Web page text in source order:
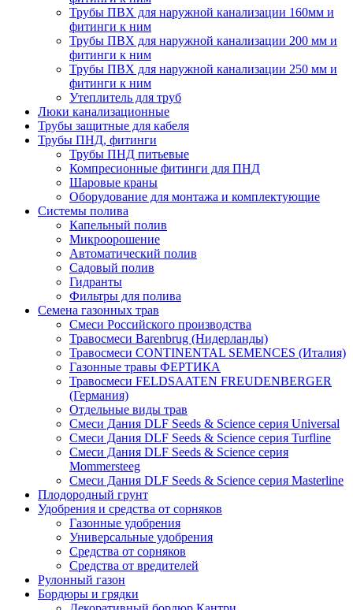
Трубы ПВХ для наружной канализации 160мм и
фитинги к ним
Трубы ПВХ для наружной канализации 200 мм и
фитинги к ним
Трубы ПВХ для наружной канализации 250 мм и
фитинги к ним
Утеплитель для труб
Люки канализационные
Трубы защитные для кабеля
Трубы ПНД, фитинги
Трубы ПНД питьевые
Компресионные фитинги для ПНД
Шаровые краны
Оборудование для монтажа и комплектующие
Системы полива
Капельный полив
Микроорошение
Автоматический полив
Садовый полив
Гидранты
Фильтры для полива
Семена газонных трав
Смеси Российского производства
Травосмеси Barenbrug (Нидерланды)
Травосмеси CONTINENTAL SEMENCES (Италия)
Газонные травы ФЕРТИКА
Травосмеси FELDSAATEN FREUDENBERGER
(Германия)
Отдельные виды трав
Смеси Дания DLF Seeds & Sciеnce серия Universal
Смеси Дания DLF Seeds & Sciеnce серия Turfline
Смеси Дания DLF Seeds & Sciеnce серия
Mommersteeg
Смеси Дания DLF Seeds & Sciеnce серия Masterline
Плодородный грунт
Удобрения и средства от сорняков
Газонные удобрения
Универсальные удобрения
Средства от сорняков
Средства от вредителей
Рулонный газон
Бордюры и грядки